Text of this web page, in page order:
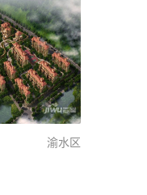
渝水区